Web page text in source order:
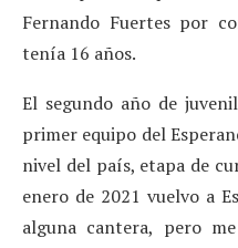
Fernando Fuertes por
tenía 16 años.
El segundo año de
primer equipo del
nivel del país, etapa de
enero de 2021 vuelvo a
alguna cantera, pero